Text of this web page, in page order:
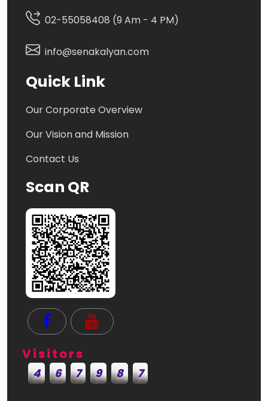
02-55058408 (9 Am - 4 PM)
info@senakalyan.com
Quick Link
Our Corporate Overview
Our Vision and Mission
Contact Us
Scan QR
Visitors
4 6 7 9 8 7